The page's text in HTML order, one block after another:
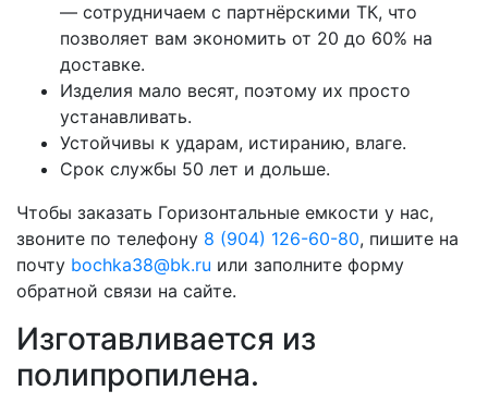
— сотрудничаем с партнёрскими ТК, что
позволяет вам экономить от 20 до 60% на
доставке.
Изделия мало весят, поэтому их просто
устанавливать.
Устойчивы к ударам, истиранию, влаге.
Срок службы 50 лет и дольше.
Чтобы заказать Горизонтальные емкости у нас,
звоните по телефону 8 (904) 126-60-80, пишите на
почту bochka38@bk.ru или заполните форму
обратной связи на сайте.
Изготавливается из
полипропилена.